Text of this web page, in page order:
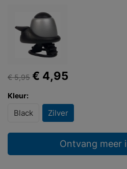
€ 5,95 € 4,95
Kleur:
Black Zilver
Ontvang meer